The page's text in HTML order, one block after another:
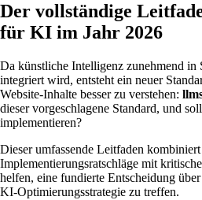
Der vollständige
für KI im Jahr 2026
Da künstliche Intelligenz zunehmend in
integriert wird, entsteht ein neuer
Website-Inhalte besser zu verstehen:
dieser vorgeschlagene Standard, und
implementieren?
Dieser umfassende Leitfaden
Implementierungsratschläge mit
helfen, eine fundierte Entscheidung
KI-Optimierungsstrategie zu treffen.